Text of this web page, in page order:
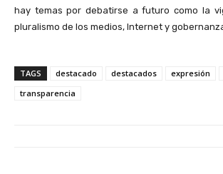
hay temas por debatirse a futuro como la
pluralismo de los medios, Internet y
TAGS destacado destacados expresión
transparencia